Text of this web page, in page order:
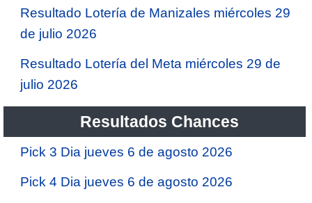
Resultado Lotería de Manizales miércoles 29
de julio 2026
Resultado Lotería del Meta miércoles 29 de
julio 2026
Resultados Chances
Pick 3 Dia jueves 6 de agosto 2026
Pick 4 Dia jueves 6 de agosto 2026